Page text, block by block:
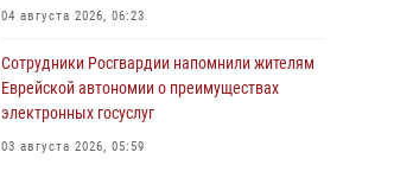
04 августа 2026, 06:23
Сотрудники Росгвардии напомнили жителям
Еврейской автономии о преимуществах
электронных госуслуг
03 августа 2026, 05:59